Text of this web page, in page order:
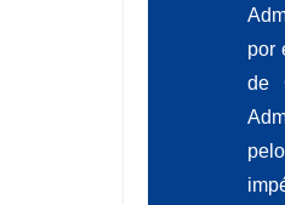
por
de